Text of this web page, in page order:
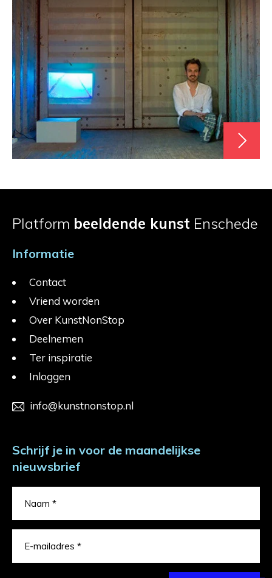
Platform beeldende kunst Enschede
Informatie
Contact
Vriend worden
Over KunstNonStop
Deelnemen
Ter inspiratie
Inloggen
info@kunstnonstop.nl
Schrijf je in voor de maandelijkse
nieuwsbrief